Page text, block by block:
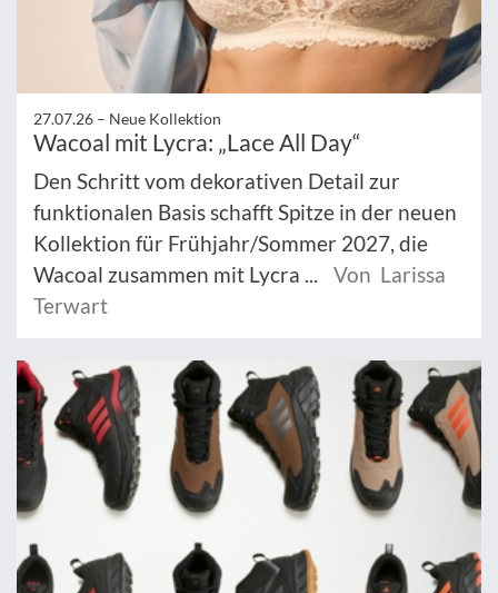
27.07.26 – Neue Kollektion
Wacoal mit Lycra: „Lace All Day“
Den Schritt vom dekorativen Detail zur
funktionalen Basis schafft Spitze in der neuen
Kollektion für Frühjahr/Sommer 2027, die
Wacoal zusammen mit Lycra ...
Von Larissa
Terwart